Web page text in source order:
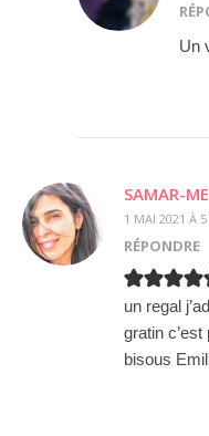
Un
SAMAR-
1 MAI 2021 À
RÉPONDRE
un regal
gratin c’est
bisous